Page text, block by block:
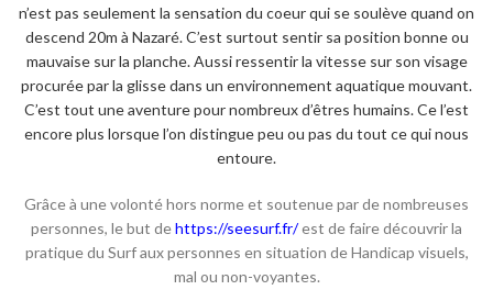
n’est pas seulement la sensation du coeur qui se soulève quand on
descend 20m à Nazaré. C’est surtout sentir sa position bonne ou
mauvaise sur la planche. Aussi ressentir la vitesse sur son visage
procurée par la glisse dans un environnement aquatique mouvant.
C’est tout une aventure pour nombreux d’êtres humains. Ce l’est
encore plus lorsque l’on distingue peu ou pas du tout ce qui nous
entoure.
Grâce à une volonté hors norme et soutenue par de nombreuses
personnes, le but dehttps://seesurf.fr/est de faire découvrir la
pratique du Surf aux personnes en situation de Handicap visuels,
mal ou non-voyantes.